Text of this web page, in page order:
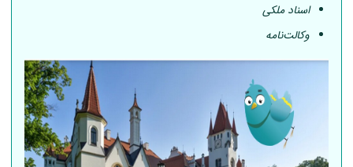
اسناد ملکی
وکالت‌نامه